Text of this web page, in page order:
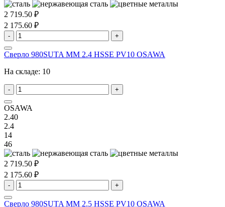
2 719.50 ₽
2 175.60 ₽
- +
Сверло 980SUTA MM 2.4 HSSE PV10 OSAWA
На складе: 10
- +
OSAWA
2.40
2.4
14
46
2 719.50 ₽
2 175.60 ₽
- +
Сверло 980SUTA MM 2.5 HSSE PV10 OSAWA